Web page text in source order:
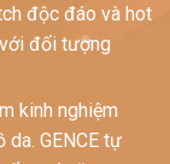
độc đáo và hot
đối tượng
kinh nghiệm
GENCE tự